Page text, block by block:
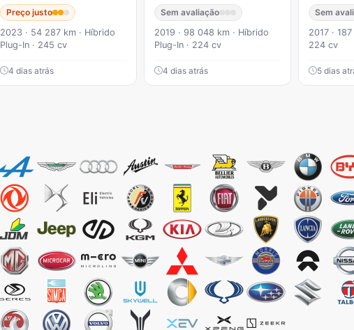
Preço justo
2023 · 54 287 km · Híbrido
Plug-In · 245 cv
4 dias atrás
Sem avaliação
2019 · 98 048 km · Híbrido
Plug-In · 224 cv
4 dias atrás
Sem
2017 ·
224 cv
5 dias